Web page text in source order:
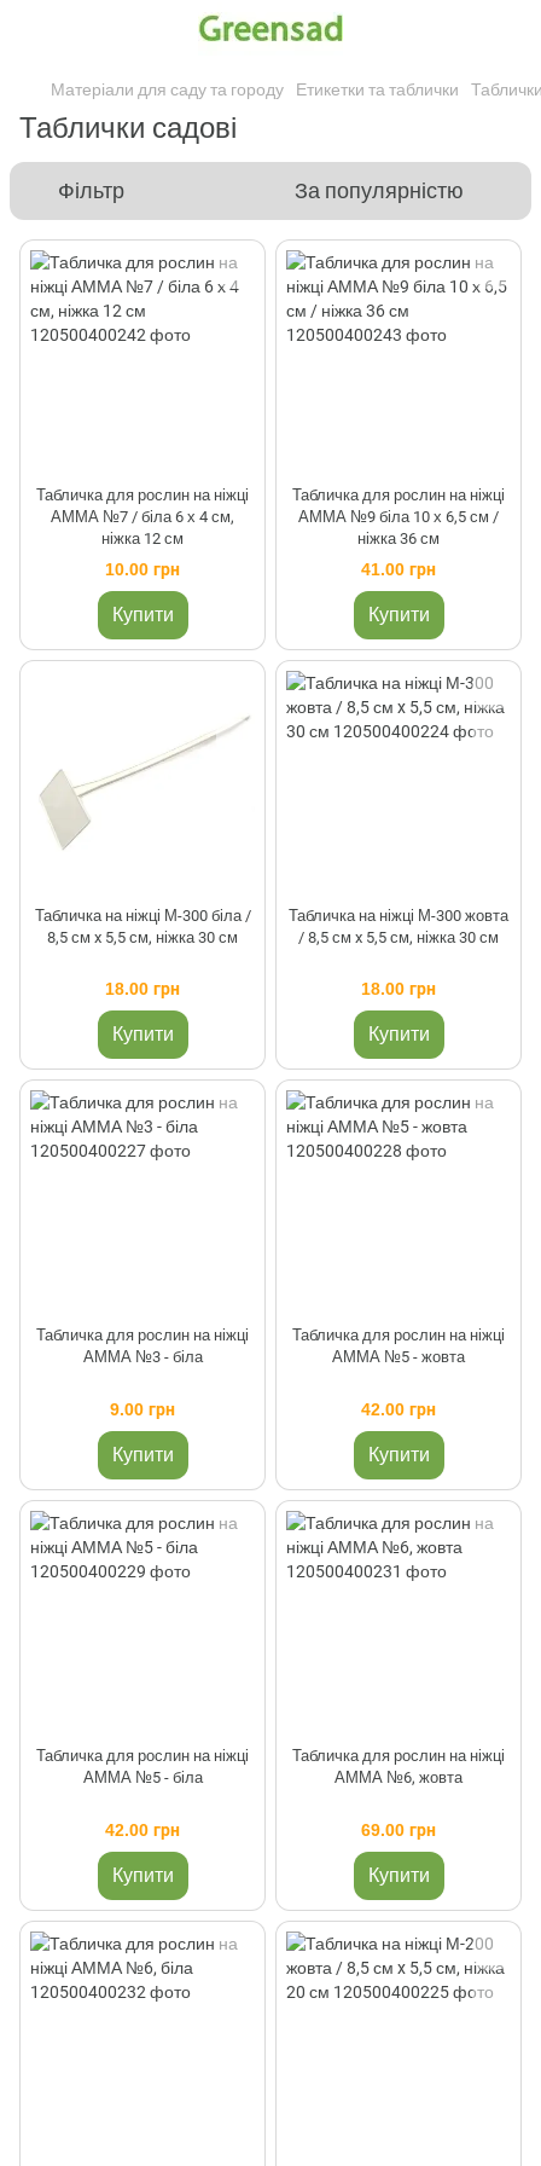
Матеріали для саду та городу Етикетки та таблички
Таблички садові
Фільтр За популярністю
Табличка для рослин на ніжці
АММА №7 / біла 6 х 4 см,
ніжка 12 см
10.00 грн
Купити
Табличка для рослин на ніжці
АММА №9 біла 10 х 6,5 см /
ніжка 36 см
41.00 грн
Купити
Табличка на ніжці М-300 біла /
8,5 см x 5,5 см, ніжка 30 см
18.00 грн
Купити
Табличка на ніжці М-300 жовта
/ 8,5 см x 5,5 см, ніжка 30 см
18.00 грн
Купити
Табличка для рослин на ніжці
АММА №3 - біла
9.00 грн
Купити
Табличка для рослин на ніжці
АММА №5 - жовта
42.00 грн
Купити
Табличка для рослин на ніжці
АММА №5 - біла
42.00 грн
Купити
Табличка для рослин на ніжці
АММА №6, жовта
69.00 грн
Купити